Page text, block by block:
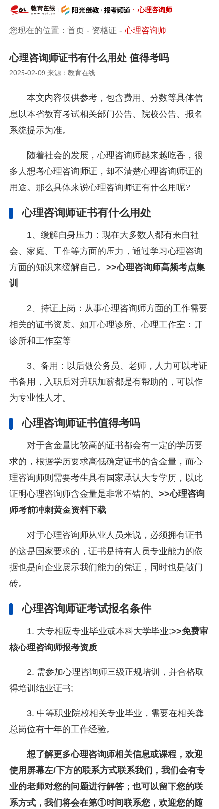
· 心理咨询师
您现在的位置：首页 - 资格证 -心理咨询师
心理咨询师证书有什么用处 值得考吗
2025-02-09 来源：教育在线
本文内容仅供参考，包含费用、分数等具体信
息以本省教育考试相关部门公告、院校公告、报名
系统提示为准。
随着社会的发展，心理咨询师越来越吃香，很
多人想考心理咨询师证，却不清楚心理咨询师证的
用途。那么具体来说心理咨询师证有什么用呢?
心理咨询师证书有什么用处
1、缓解自身压力：现在大多数人都有来自社
会、家庭、工作等方面的压力，通过学习心理咨询
方面的知识来缓解自己。>>心理咨询师高频考点集
训
2、持证上岗：从事心理咨询师方面的工作需要
相关的证书资质。如开心理诊所、心理工作室：开
诊所和工作室等
3、备用：以后做公务员、老师，人力可以考证
书备用，入职后对升职加薪都是有帮助的，可以作
为专业性人才。
心理咨询师证书值得考吗
对于含金量比较高的证书都会有一定的学历要
求的，根据学历要求高低确定证书的含金量，而心
理咨询师则需要考生具有国家承认大专学历，以此
证明心理咨询师含金量是非常不错的。>>心理咨询
师考前冲刺黄金资料下载
对于心理咨询师从业人员来说，必须拥有证书
的这是国家要求的，证书是持有人员专业能力的依
据也是向企业展示我们能力的凭证，同时也是敲门
砖。
心理咨询师证考试报名条件
1. 大专相应专业毕业或本科大学毕业;>>免费审
核心理咨询师报考资质
2. 需参加心理咨询师三级正规培训，并合格取
得培训结业证书;
3. 中等职业院校相关专业毕业，需要在相关龚
总岗位有十年的工作经验。
想了解更多心理咨询师相关信息或课程，欢迎
使用屏幕左/下方的联系方式联系我们，我们会有专
业的老师对您的问题进行解答；也可以留下您的联
系方式，我们将会在第①时间联系您，欢迎您的随